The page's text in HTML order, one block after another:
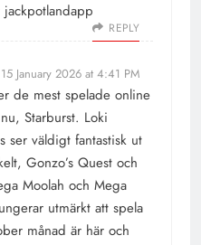
jackpotlandapp
REPLY
15 January 2026 at 4:41 PM
de mest spelade online
Starburst. Loki
ser väldigt fantastisk ut
Gonzo’s Quest och
Moolah och Mega
utmärkt att spela
månad är här och